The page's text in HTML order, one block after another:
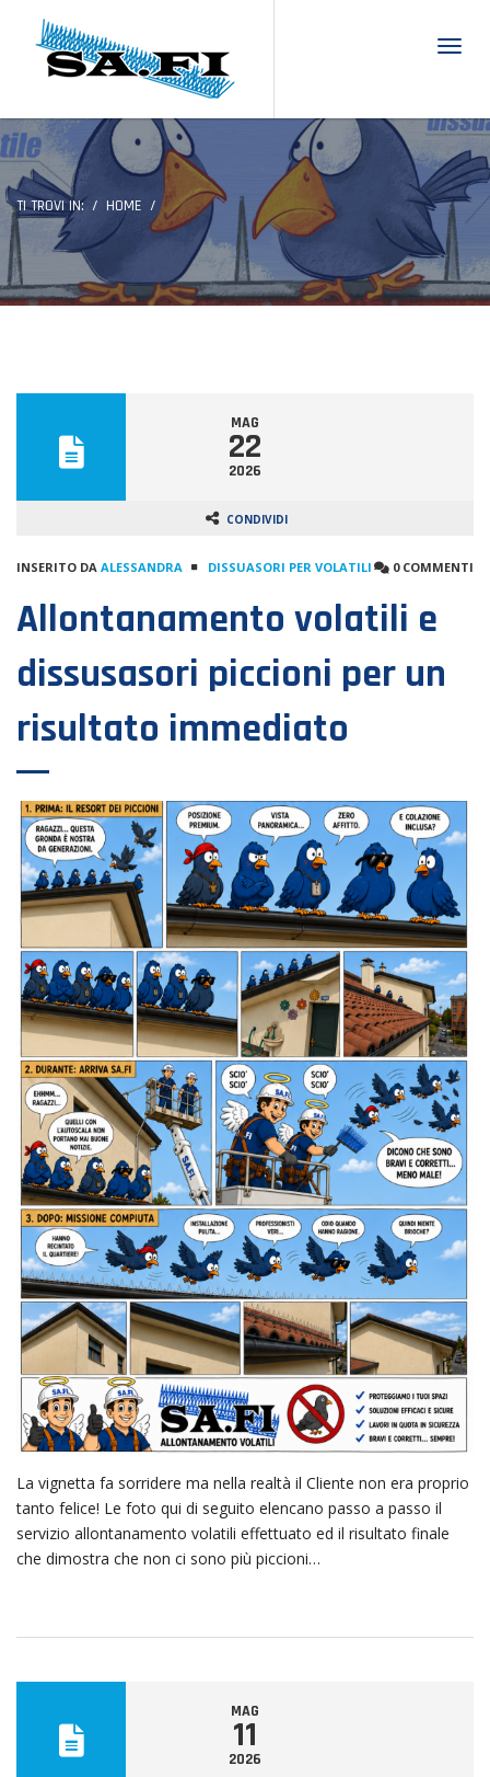
TI TROVI IN: HOME
MAG
22
2026
CONDIVIDI
INSERITO DA ALESSANDRA DISSUASORI PER VOLATILI 0 COMMENTI
Allontanamento volatili e
dissusasori piccioni per un
risultato immediato
La vignetta fa sorridere ma nella realtà il Cliente non era proprio
tanto felice! Le foto qui di seguito elencano passo a passo il
servizio allontanamento volatili effettuato ed il risultato finale
che dimostra che non ci sono più piccioni…
MAG
11
2026